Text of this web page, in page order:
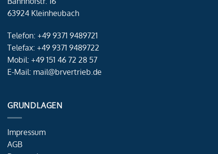
63924 Kleinheubach
Telefon: +49 9371 9489721
Telefax: +49 9371 9489722
Mobil: +49 151 46 72 28 57
E-Mail: mail@brvertrieb.de
GRUNDLAGEN
Impressum
AGB